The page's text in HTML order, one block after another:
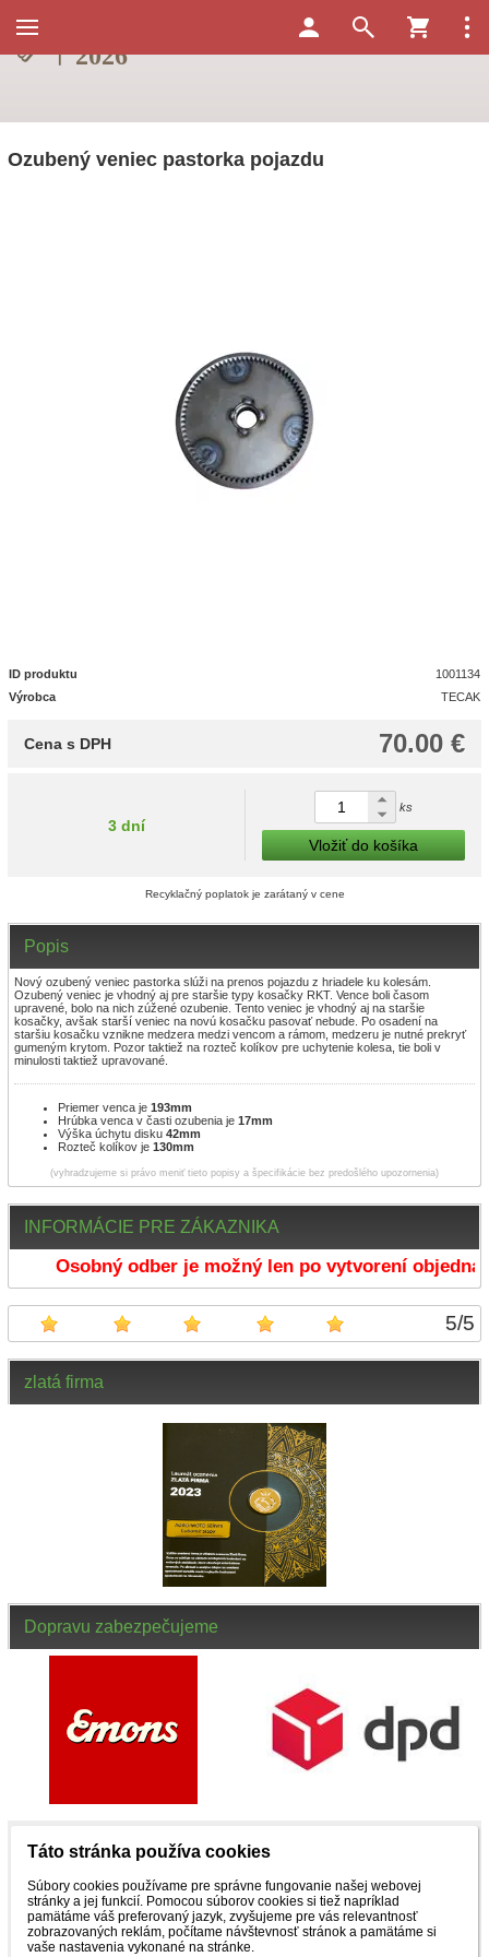
INFORMÁCIE PRE ZÁKAZNIKA
Osobný odber je možný len po vytvorení
5/5
zlatá firma
Dopravu zabezpečujeme
Ozubený veniec pastorka pojazdu
ID produktu
1001134
Výrobca
TECAK
70.00 €
Cena s DPH
3 dní
ks
Vložiť do košíka
Recyklačný poplatok je zarátaný v cene
Popis
Nový ozubený veniec pastorka slúži na prenos pojazdu z hriadele ku kolesám.
Ozubený veniec je vhodný aj pre staršie typy kosačky RKT. Vence boli časom
upravené, bolo na nich zúžené ozubenie. Tento veniec je vhodný aj na staršie
kosačky, avšak starší veniec na novú kosačku pasovať nebude. Po osadení na
staršiu kosačku vznikne medzera medzi vencom a rámom, medzeru je nutné prekryť
gumeným krytom. Pozor taktiež na rozteč kolíkov pre uchytenie kolesa, tie boli v
minulosti taktiež upravované.
Priemer venca je 193mm
Hrúbka venca v časti ozubenia je 17mm
Výška úchytu disku 42mm
Rozteč kolíkov je 130mm
(vyhradzujeme si právo meniť tieto popisy a špecifikácie bez predošlého upozornenia)
NÁM
Táto stránka používa cookies
Súbory cookies používame pre správne fungovanie našej webovej
stránky a jej funkcií. Pomocou súborov cookies si tiež napríklad
pamätáme váš preferovaný jazyk, zvyšujeme pre vás relevantnosť
zobrazovaných reklám, počítame návštevnosť stránok a pamätáme si
vaše nastavenia vykonané na stránke.